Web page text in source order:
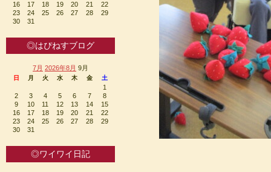
16
17 18 19 20 21
22
23
24 25 26 27 28
29
30
31
◎はぴねすブログ
7月 2026年8月 9月
日 月 火 水 木 金 土
1
2
3 4 5 6 7
8
9
10 11 12 13 14
15
16
17 18 19 20 21
22
23
24 25 26 27 28
29
30
31
◎ワイワイ日記